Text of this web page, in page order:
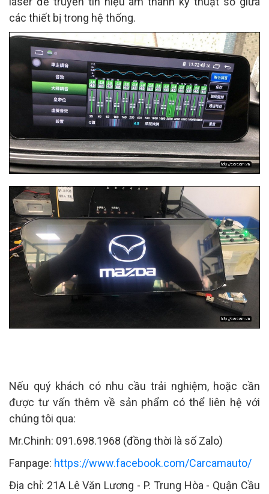
các thiết bị trong hệ thống.
Nếu quý khách có nhu cầu trải nghiệm, hoặc cần
được tư vấn thêm về sản phẩm có thể liên hệ với
chúng tôi qua:
Mr.Chinh: 091.698.1968 (đồng thời là số Zalo)
Fanpage: https://www.facebook.com/Carcamauto/
Địa chỉ: 21A Lê Văn Lương - P. Trung Hòa - Quận Cầu